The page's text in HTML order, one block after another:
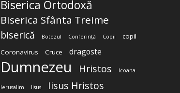
Biserica Ortodoxă
Biserica Sfânta Treime
biserică Botezul Conferință Copii
copil
Coronavirus
Cruce dragoste
Dumnezeu Hristos Icoana
Ierusalim Iisus Iisus Hristos